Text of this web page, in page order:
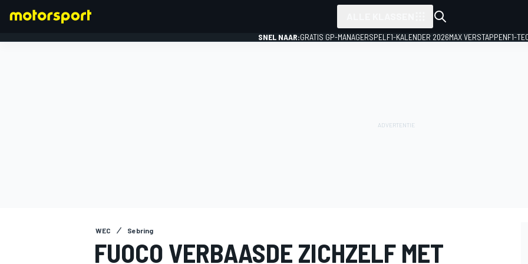
SNEL NAAR:GRATIS GP-MANAGERSPEL F1-KALENDER 2026MAX VERSTAPPENF1-
WEC Sebring
FUOCO VERBAASDE ZICHZELF MET